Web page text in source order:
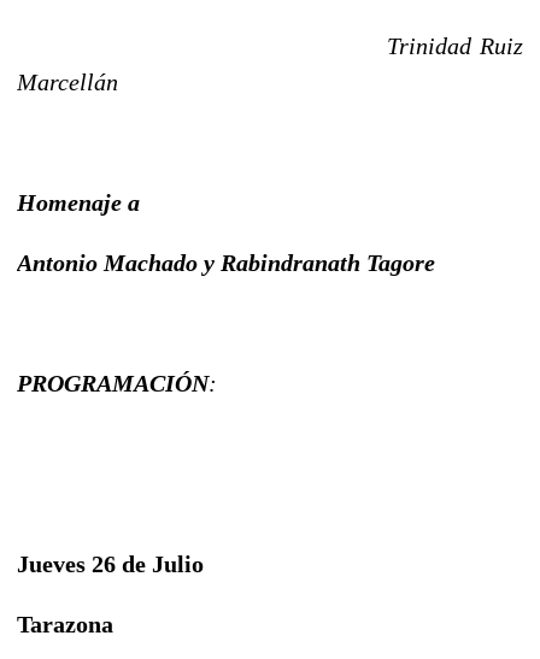
Trinidad Ruiz
Marcellán
Homenaje a
Antonio Machado y Rabindranath Tagore
PROGRAMACIÓN:
Jueves 26 de Julio
Tarazona